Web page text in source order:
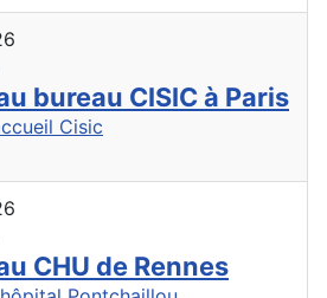
bureau CISIC à Paris
Cisic
CHU de Rennes